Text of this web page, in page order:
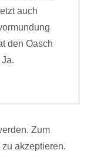
auch
den Oasch
Zum
akzeptieren.